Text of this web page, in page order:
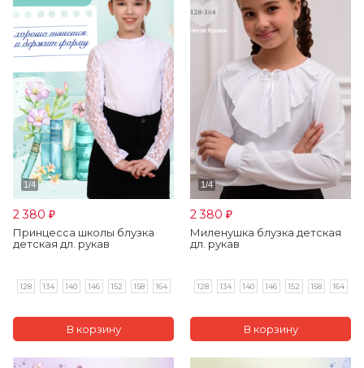
2 380 ₽
Принцесса школы блузка
детская дл. рукав
128 134 140 146 152 158 164
2 380 ₽
Миленушка блузка детская
дл. рукав
128 134 140 146 152 158 164